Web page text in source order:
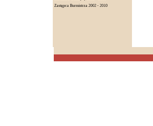
Zastępca Burmistrza 2002 - 2010